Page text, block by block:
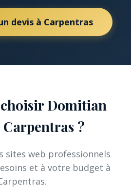
devis à Carpentras
Domitian
Carpentras ?
sites web professionnels
et à votre budget à